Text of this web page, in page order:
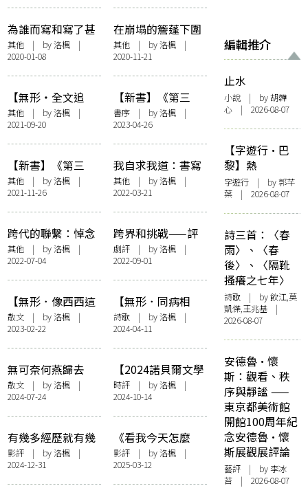
為誰而寫和寫了甚
麽：藝術評論的危
機與機制
其他 | by 洛楓 |
2020-01-08
在崩塌的簷蓬下圍
爐：達明Replay演
唱會
其他| by 洛楓 |
2020-11-21
【無形・全文追
星】情感聯盟：偶
像文化的議題
其他 | by 洛楓 |
2021-09-20
【新書】《第三
身》自序——此身
不在
書序| by 洛楓 |
2023-04-26
【新書】《第三
身》：說謊的屍體
其他 | by 洛楓 |
2021-11-26
我自求我道：書寫
周耀輝
其他| by 洛楓 |
2022-03-21
跨代的聯繫：悼念
倪匡
其他 | by 洛楓 |
2022-07-04
跨界和挑戰——評
《停格中的塑像》
與《哲學係咁跳》
劇評| by 洛楓 |
2022-09-01
【無形．像西西這
樣的一個女子】西
西的換衫遊戲：
《縫熊志》的工藝
與文字
散文 | by 洛楓 |
2023-02-22
【無形．同病相
連】心臟城市的病
變
詩歌| by 洛楓 |
2024-04-11
無可奈何燕歸去
—— 懷念一代俠女
鄭佩佩
散文 | by 洛楓 |
2024-07-24
【2024諾貝爾文學
獎】放下獎項，拿
起閱讀的力量：記
村上春樹
時評| by 洛楓 |
2024-10-14
有幾多經歷就有幾
多刺痛：《爸爸》
影評 | by 洛楓 |
2024-12-31
《看我今天怎麼
說》的兩個議題
影評| by 洛楓 |
2025-03-12
編輯推介
止水
小說 | by 胡韡
心 | 2026-08-07
【字遊行·巴
黎】熱
字遊行 | by 郭芊
葉 | 2026-08-07
詩三首：〈春
雨〉、〈春
後〉、〈隔靴
搔癢之七年〉
詩歌 | by 飲江,莫
凱傑,王兆基 |
2026-08-07
安德魯·懷
斯：觀看、秩
序與靜謐 ——
東京都美術館
開館100周年紀
念安德魯·懷
斯展觀展評論
藝評 | by 李冰
苔 | 2026-08-07